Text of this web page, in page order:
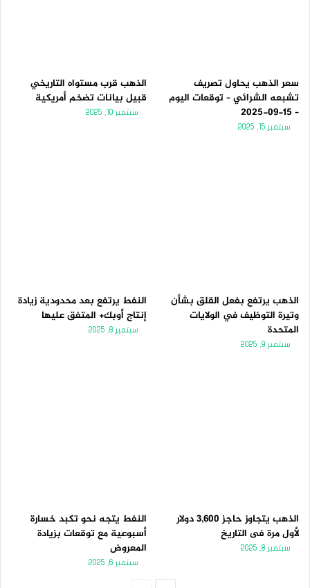
سعر الذهب يحاول تصريف
تشبعه الشرائي – توقعات اليوم
– 15-09-2025
سبتمبر 15, 2025
الذهب قرب مستواه التاريخي
قبيل بيانات تضخم أمريكية
سبتمبر 10, 2025
الذهب يرتفع بفعل القلق بشأن
وتيرة التوظيف في الولايات
المتحدة
سبتمبر 9, 2025
النفط يرتفع بعد محدودية زيادة
إنتاج أوبك+ المتفق عليها
سبتمبر 8, 2025
الذهب يتجاوز حاجز 3,600 دولار
لأول مرة فى التاريخ
سبتمبر 8, 2025
النفط يتجه نحو تكبد خسارة
أسبوعية مع توقعات بزيادة
المعروض
سبتمبر 6, 2025